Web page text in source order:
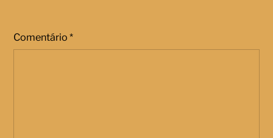
Comentário*